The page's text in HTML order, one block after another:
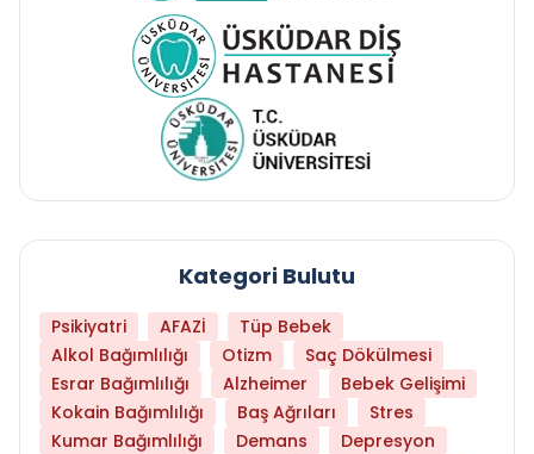
Kategori Bulutu
Psikiyatri AFAZİ
Tüp Bebek
Alkol Bağımlılığı
Otizm
Saç Dökülmesi
Esrar Bağımlılığı
Alzheimer
Bebek Gelişimi
Kokain Bağımlılığı
Baş Ağrıları
Stres
Kumar Bağımlılığı
Demans
Depresyon